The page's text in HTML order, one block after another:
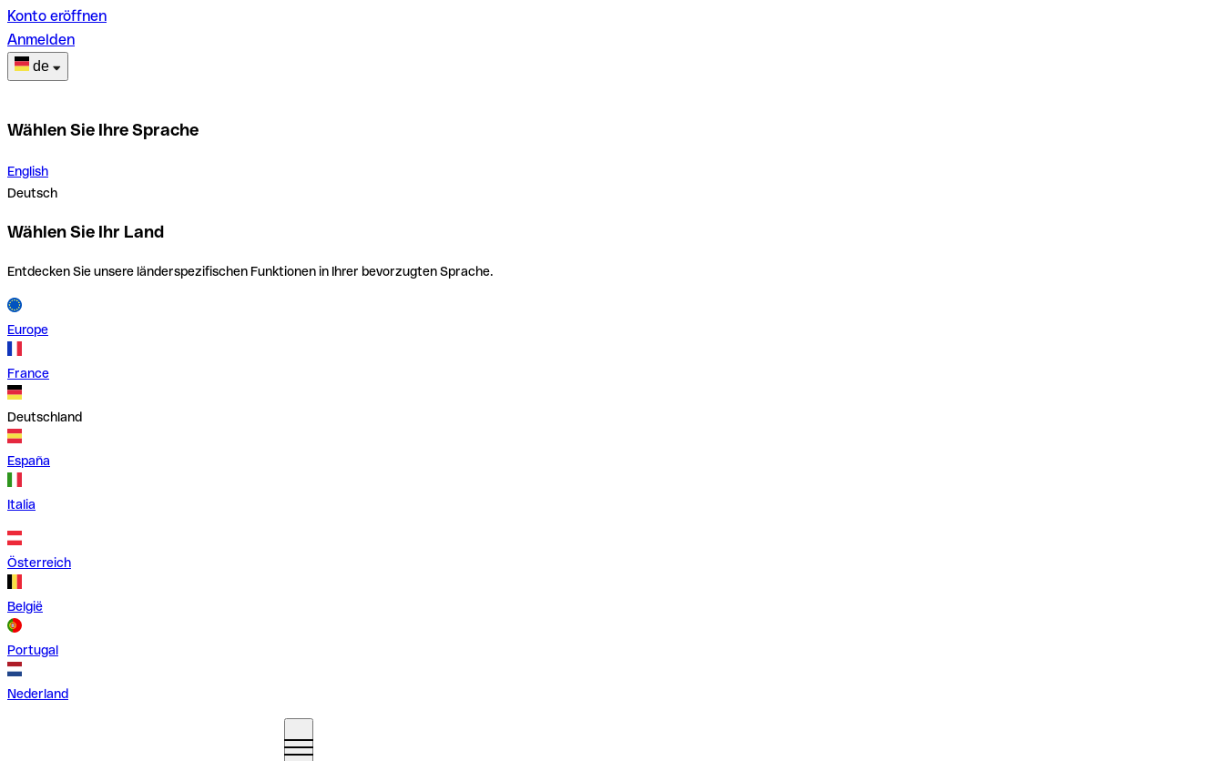
Konto eröffnen
Anmelden
de
Wählen Sie Ihre Sprache
English
Deutsch
Wählen Sie Ihr Land
Entdecken Sie unsere länderspezifischen Funktionen in Ihrer bevorzugten Sprache.
Europe
France
Deutschland
España
Italia
Österreich
België
Portugal
Nederland